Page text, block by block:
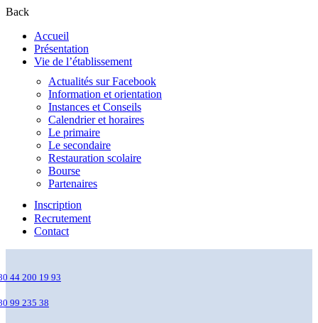
Back
Accueil
Présentation
Vie de l’établissement
Actualités sur Facebook
Information et orientation
Instances et Conseils
Calendrier et horaires
Le primaire
Le secondaire
Restauration scolaire
Bourse
Partenaires
Inscription
Recrutement
Contact
44 200 19 93
99 235 38